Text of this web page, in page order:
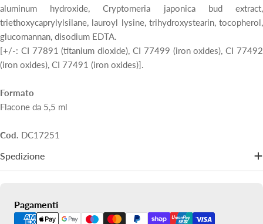
aluminum hydroxide, Cryptomeria japonica bud extract,
triethoxycaprylylsilane, lauroyl lysine, trihydroxystearin, tocopherol,
glucomannan, disodium EDTA.
[+/-: CI 77891 (titanium dioxide), CI 77499 (iron oxides), CI 77492
(iron oxides), CI 77491 (iron oxides)].
Formato
Flacone da 5,5 ml
Cod. DC17251
Spedizione
Pagamenti
Metodi